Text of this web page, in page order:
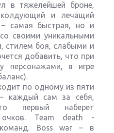
в тяжелейшей броне,
и лечащий
самая быстрая, но и
своими уникальными
стилем боя, слабыми и
добавить, что при
персонажами, в игре
по одному из пяти
каждый сам за себя,
первый наберет
очков. Team death -
команд. Boss war – в